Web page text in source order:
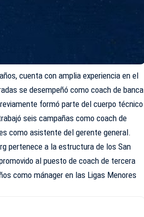
cuenta con amplia experiencia en el
se desempeñó como coach de banca
formó parte del cuerpo técnico
seis campañas como coach de
como asistente del gerente general.
pertenece a la estructura de los San
al puesto de coach de tercera
como mánager en las Ligas Menores